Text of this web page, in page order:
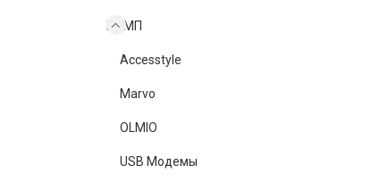
КОМП
Accesstyle
Marvo
OLMIO
USB Модемы